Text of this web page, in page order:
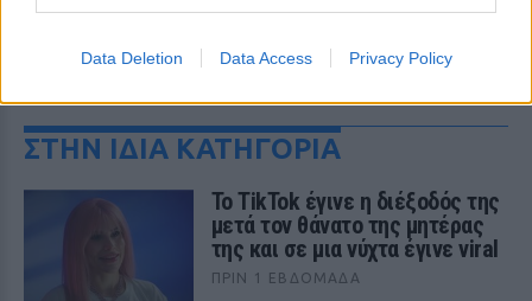
Data Deletion Data Access Privacy Policy
ΣΤΗΝ ΙΔΙΑ ΚΑΤΗΓΟΡΙΑ
Το TikTok έγινε η διέξοδός της
μετά τον θάνατο της μητέρας
της και σε μια νύχτα έγινε viral
ΠΡΙΝ 1 ΕΒΔΟΜΆΔΑ